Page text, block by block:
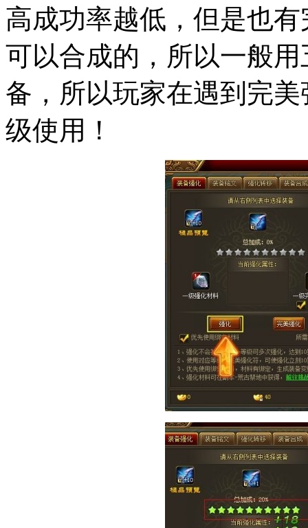
高成功率越低，但是也
可以合成的，所以一般
备，所以玩家在遇到完
级使用！